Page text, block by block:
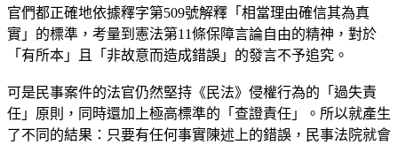
官們都正確地依據釋字第509號解釋「相當理由確信其為真
實」的標準，考量到憲法第11條保障言論自由的精神，對於
「有所本」且「非故意而造成錯誤」的發言不予追究。
可是民事案件的法官仍然堅持《民法》侵權行為的「過失責
任」原則，同時還加上極高標準的「查證責任」。所以就產生
了不同的結果：只要有任何事實陳述上的錯誤，民事法院就會